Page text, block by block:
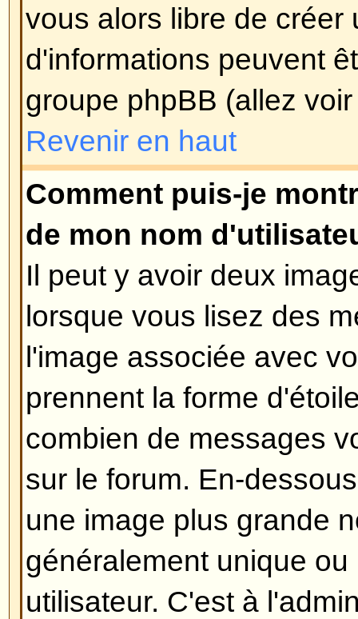
?
A moins que vous soyez
modérateur du forum, vous
ou supprimer vos propres
éditer un message (parfois
temps après qu'il soit posté) en
Editerdu message concerné. Si
répondu à votre message, vous
morceau de texte en dessous
retournant le lire, indiquant le
l'avez édité. Ce petit texte
n'a répondu, il n'apparaîtra pas
modérateur ou un
devraient laisser un message
modifié et pourquoi). Veuillez
peut pas supprimer un message
quelqu'un y a répondu.
Revenir en haut
Comment puis-je ajouter une